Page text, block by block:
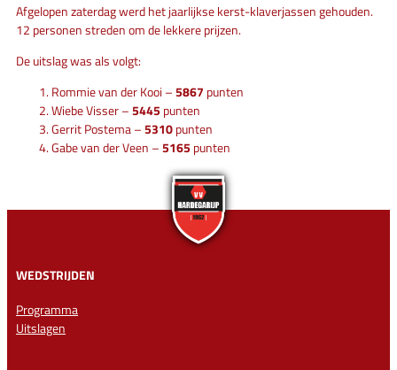
Afgelopen zaterdag werd het jaarlijkse kerst-klaverjassen gehouden.
12 personen streden om de lekkere prijzen.
De uitslag was als volgt:
Rommie van der Kooi –5867 punten
Wiebe Visser –5445 punten
Gerrit Postema –5310punten
Gabe van der Veen –5165 punten
WEDSTRIJDEN
Programma
Uitslagen